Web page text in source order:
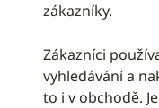
zákazníky.
Zákazníci
vyhledávání a
to i v obchodě.